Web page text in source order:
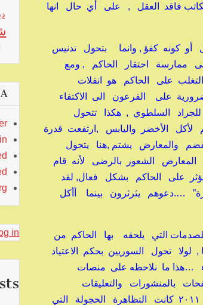
فاقد العقل , على أي حال انها
أو كونه كفؤ , وانما بتحول تدنيس
ممارسة احتقار الحاكم , ومع
على الحاكم هو انفلات
على الفرعون الى الاكتفاء
للجراد السلطوي , هكذا تتحول
لأكل الأخضر واليابس ,ارتفعت قدرة
والمعارض يشتم ,هنا يتحول
المعارض الشعور بالرضى لأنه قام
على الحاكم بشكل فعال, لقد
….دعوهم يثرثرون بينما أأكل
التي يلحقه بها الحاكم من
تحول السوريين بحكم الاعتياد
…هذا ما نلاحظه على منصات
بالمنشورات والتعليقات
الهجائية , التي تمتص بقية أشكال المعارضة أو المقاومة ,أقصى أشكال الفعل عام ٢٠١١ كانت التظاهرة الخجولة التي
in